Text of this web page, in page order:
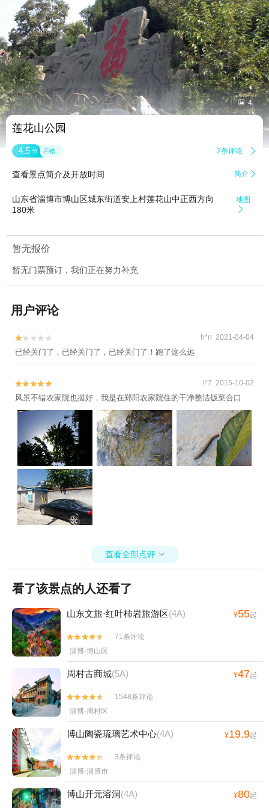
 4
莲花山公园
4.5 分 不错 2条评论 
查看景点简介及开放时间 简介 
山东省淄博市博山区城东街道安上村莲花山中正西方向
180米
地图

暂无报价
暂无门票预订，我们正在努力补充
用户评论

 h*n 2021-04-04
已经关门了，已经关门了，已经关门了！跑了这么远

 l*7 2015-10-02
风景不错农家院也挺好，我是在郑阳农家院住的干净整洁饭菜合口
查看全部点评 
看了该景点的人还看了
山东文旅·红叶柿岩旅游区(4A) ¥55起


71条评论
淄博·博山区
周村古商城(5A) ¥47起


1548条评论
淄博·周村区
博山陶瓷琉璃艺术中心(4A) ¥19.9起


3条评论
淄博·淄博市
博山开元溶洞(4A) ¥80起
